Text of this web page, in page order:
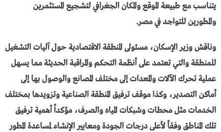
يتناسب مع طبيعة الموقع والمكان الجغرافي لتشجيع المستثمرين
والمطورين للتواجد في مصر.
وناقش وزير الإسكان، مسئولى المنطقة الاقتصادية حول آليات التشغيل
للمنطقة والتي تعتمد على أنظمة التحكم والمراقبة الحديثة مما يسهل
عملية تحرك الآلات والمعدات إلى مختلف المصانع والوصول بها إلى
أماكن التصدير، وكذا موقف ترفيق المنطقة الصناعية وتزويدها بمختلف
الخدمات مثل محطات وشبكات المياه والصرف، مؤكداً أهمية ترفيق
تلك المناطق وفقاً لأعلى درجات الجودة ومعايير الإنشاء لمساعدة المطور